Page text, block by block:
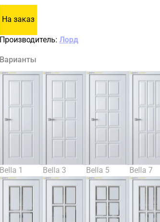
На заказ
Производитель: Лорд
Варианты
Bella 1 Bella 3 Bella 5 Bella 7